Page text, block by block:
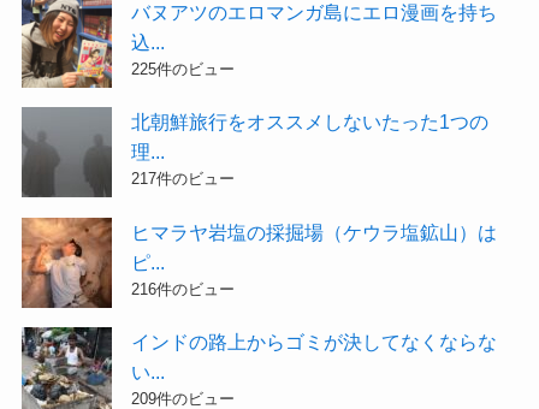
バヌアツのエロマンガ島にエロ漫画を持ち
込...
225件のビュー
北朝鮮旅行をオススメしないたった1つの
理...
217件のビュー
ヒマラヤ岩塩の採掘場（ケウラ塩鉱山）は
ピ...
216件のビュー
インドの路上からゴミが決してなくならな
い...
209件のビュー